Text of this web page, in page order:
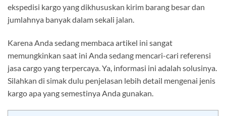
ekspedisi kargo yang dikhususkan kirim barang besar dan
jumlahnya banyak dalam sekali jalan.
Karena Anda sedang membaca artikel ini sangat
memungkinkan saat ini Anda sedang mencari-cari referensi
jasa cargo yang terpercaya. Ya, informasi ini adalah solusinya.
Silahkan di simak dulu penjelasan lebih detail mengenai jenis
kargo apa yang semestinya Anda gunakan.